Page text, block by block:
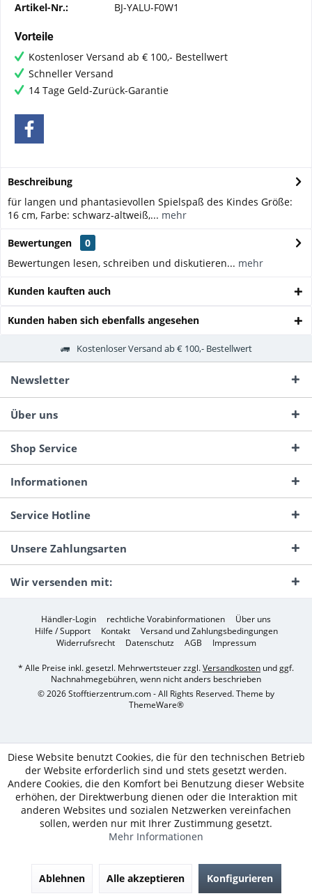
Artikel-Nr.: BJ-YALU-F0W1
Vorteile
Kostenloser Versand ab € 100,- Bestellwert
Schneller Versand
14 Tage Geld-Zurück-Garantie
Beschreibung
für langen und phantasievollen Spielspaß des Kindes Größe:
16 cm, Farbe: schwarz-altweiß,... mehr
Bewertungen
0
Bewertungen lesen, schreiben und diskutieren... mehr
Kunden kauften auch
Kunden haben sich ebenfalls angesehen
Kostenloser Versand ab € 100,- Bestellwert
Newsletter
Über uns
Shop Service
Informationen
Service Hotline
Unsere Zahlungsarten
Wir versenden mit:
Händler-Login rechtliche Vorabinformationen
Über uns
Hilfe / Support
Kontakt
Versand und Zahlungsbedingungen
Widerrufsrecht
Datenschutz AGB Impressum
* Alle Preise inkl. gesetzl. Mehrwertsteuer zzgl.Versandkosten und ggf.
Nachnahmegebühren, wenn nicht anders beschrieben
© 2026 Stofftierzentrum.com - All Rights Reserved. Theme by
ThemeWare®
Diese Website benutzt Cookies, die für den technischen Betrieb
der Website erforderlich sind und stets gesetzt werden.
Andere Cookies, die den Komfort bei Benutzung dieser Website
erhöhen, der Direktwerbung dienen oder die Interaktion mit
anderen Websites und sozialen Netzwerken vereinfachen
sollen, werden nur mit Ihrer Zustimmung gesetzt.
Mehr Informationen
Ablehnen Alle akzeptieren Konfigurieren